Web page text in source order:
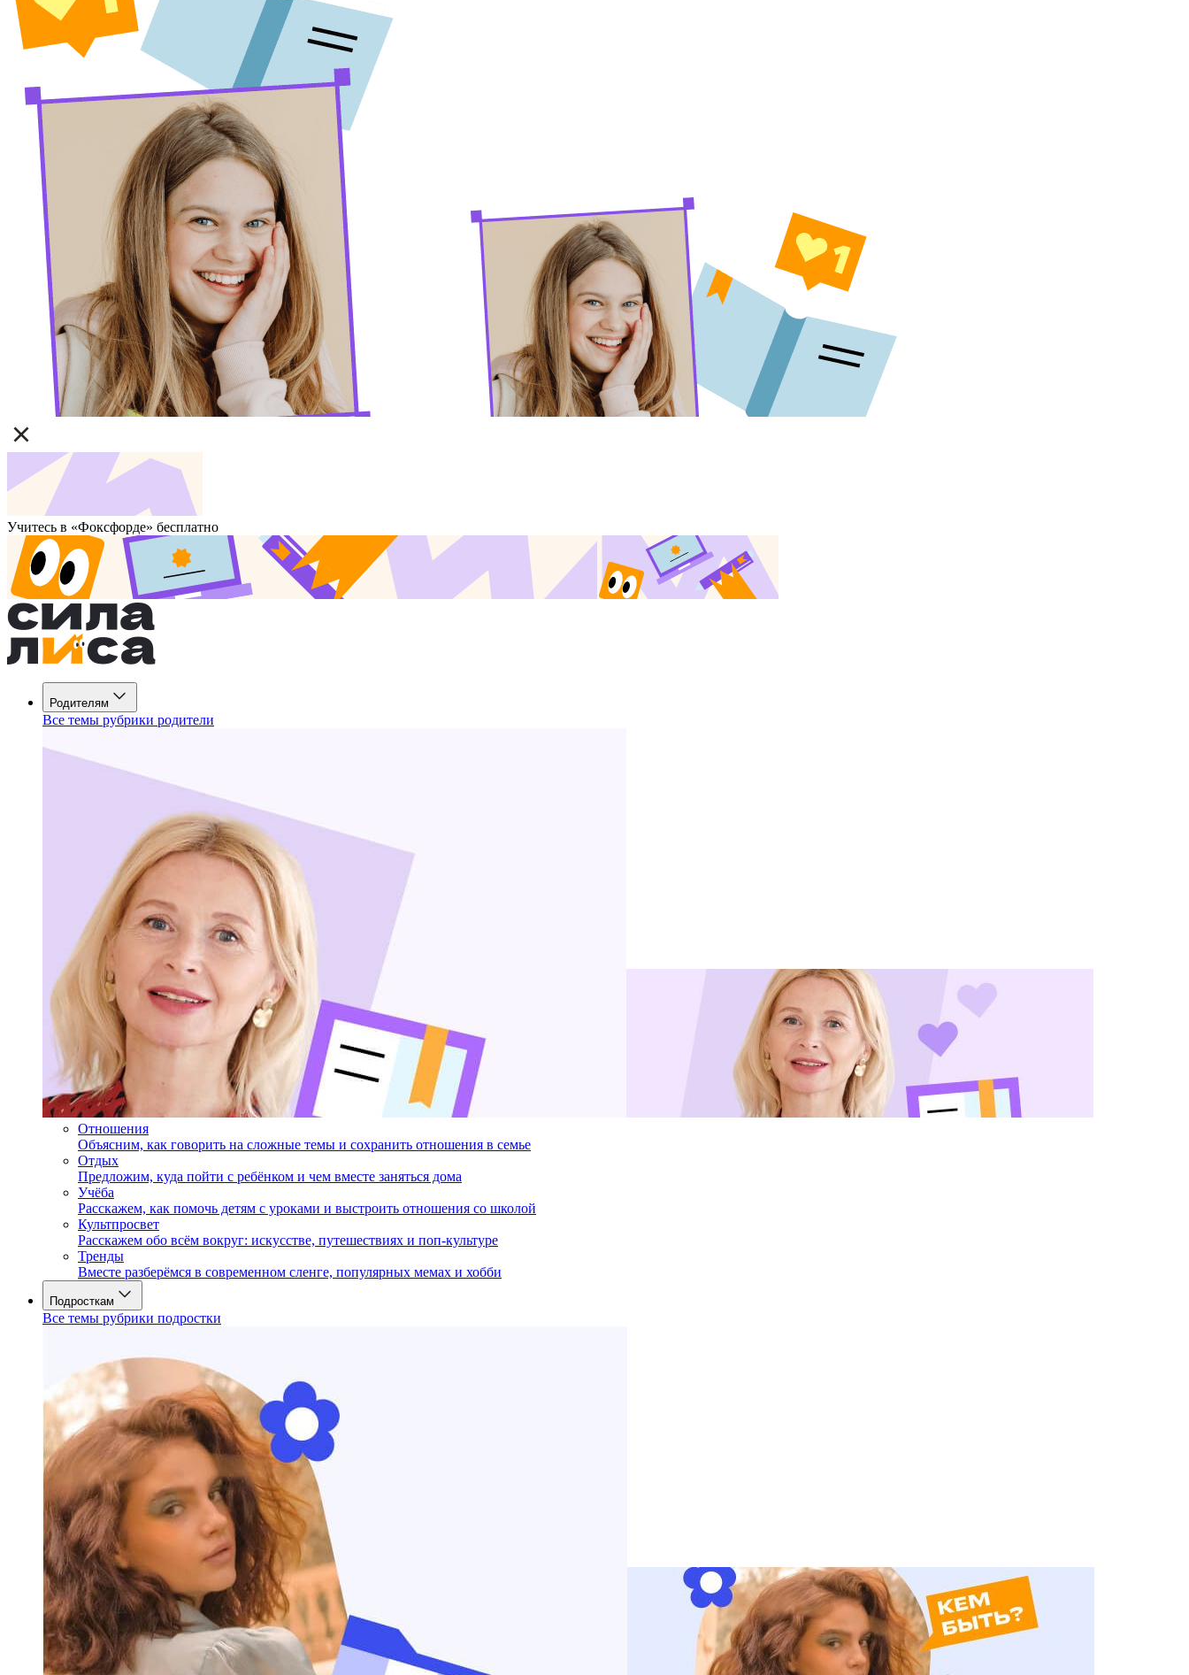
Учитесь в «Фоксфорде» бесплатно
Родителям
Все темы рубрики родители
Отношения
Объясним, как говорить на сложные темы и сохранить отношения в семье
Отдых
Предложим, куда пойти с ребёнком и чем вместе заняться дома
Учёба
Расскажем, как помочь детям с уроками и выстроить отношения со школой
Культпросвет
Расскажем обо всём вокруг: искусстве, путешествиях и поп-культуре
Тренды
Вместе разберёмся в современном сленге, популярных мемах и хобби
Подросткам
Все темы рубрики подростки